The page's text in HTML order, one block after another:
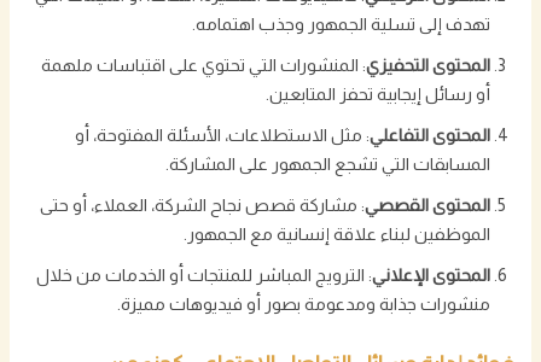
تهدف إلى تسلية الجمهور وجذب اهتمامه.
المحتوى التحفيزي: المنشورات التي تحتوي على اقتباسات ملهمة
أو رسائل إيجابية تحفز المتابعين.
المحتوى التفاعلي: مثل الاستطلاعات، الأسئلة المفتوحة، أو
المسابقات التي تشجع الجمهور على المشاركة.
المحتوى القصصي: مشاركة قصص نجاح الشركة، العملاء، أو حتى
الموظفين لبناء علاقة إنسانية مع الجمهور.
المحتوى الإعلاني: الترويج المباشر للمنتجات أو الخدمات من خلال
منشورات جذابة ومدعومة بصور أو فيديوهات مميزة.